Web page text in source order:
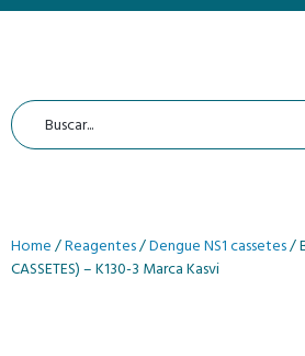
Home/Reagentes/Dengue NS1 cassetes/
CASSETES) – K130-3 Marca Kasvi